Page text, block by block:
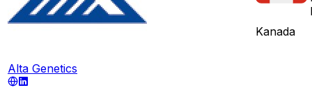
Alta Genetics
Kanada